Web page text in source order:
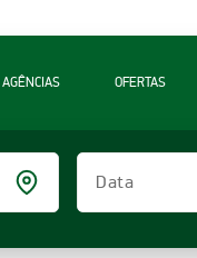
OFERTAS
Data